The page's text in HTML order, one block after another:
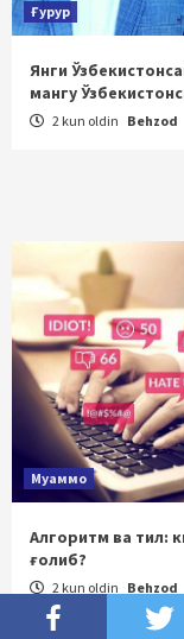
Ғурур
Янги
мангу
2 kun oldin Behzod
Муаммо
Алгоритм ва тил:
ғолиб?
2 kun oldin Behzod